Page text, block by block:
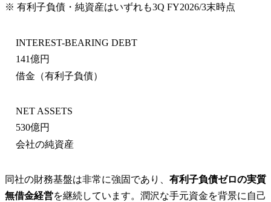
※ 有利子負債・純資産はいずれも3Q FY2026/3末時点
INTEREST-BEARING DEBT
141億円
借金（有利子負債）
NET ASSETS
530億円
会社の純資産
同社の財務基盤は非常に強固であり、 有利子負債ゼロの実質
無借金経営を継続しています。潤沢な手元資金を背景に自己